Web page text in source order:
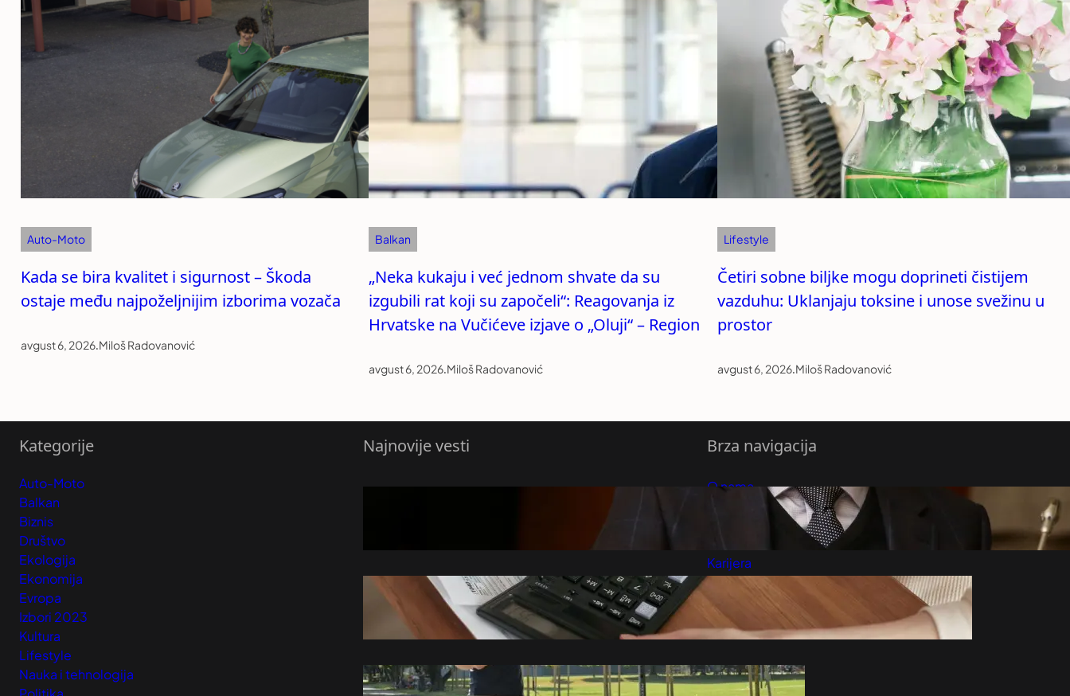
Auto-Moto
Kada se bira kvalitet i sigurnost – Škoda
ostaje među najpoželjnijim izborima vozača
avgust 6, 2026.Miloš Radovanović
Balkan
„Neka kukaju i već jednom shvate da su
izgubili rat koji su započeli“: Reagovanja iz
Hrvatske na Vučićeve izjave o „Oluji“ – Region
avgust 6, 2026.Miloš Radovanović
Lifestyle
Četiri sobne biljke mogu doprineti čistijem
vazduhu: Uklanjaju toksine i unose svežinu u
prostor
avgust 6, 2026.Miloš Radovanović
Kategorije
Auto-Moto
Balkan
Biznis
Društvo
Ekologija
Ekonomija
Evropa
Izbori 2023
Kultura
Lifestyle
Nauka i tehnologija
Najnovije vesti
Ne propustite rok: Počela prijava za
državnu pomoć, evo ko ispunjava uslove!
avgust 6, 2026
Šebalj upozorio vozače trotineta: "Pad pri
50 km/h je kao pad s trećeg sprata"
Brza navigacija
O nama
Predloži Vest
Pretplatite se na vesti
Karijera
Marketing
Kontakt